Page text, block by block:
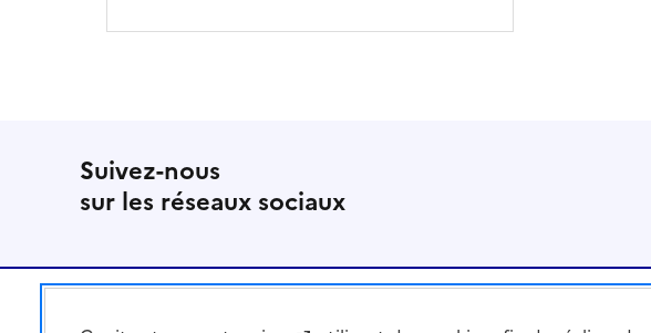
Suivez-nous
sur les réseaux sociaux